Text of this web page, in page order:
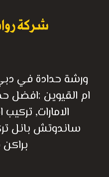
ورشة حدادة في
ام القيوين :افضل
الامارات,
ساندوتش بانل